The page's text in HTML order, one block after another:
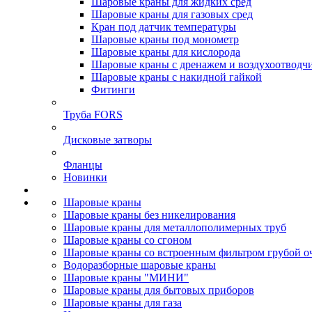
Шаровые краны для газовых сред
Кран под датчик температуры
Шаровые краны под монометр
Шаровые краны для кислорода
Шаровые краны с дренажем и
Шаровые краны с накидной гайкой
Фитинги
Труба FORS
Дисковые затворы
Фланцы
Новинки
Шаровые краны
Шаровые краны без никелирования
Шаровые краны для металлополимерных труб
Шаровые краны со сгоном
Шаровые краны со встроенным фильтром грубой
Водоразборные шаровые краны
Шаровые краны "МИНИ"
Шаровые краны для бытовых приборов
Шаровые краны для газа